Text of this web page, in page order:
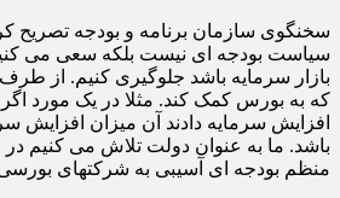
سخنگوی سازمان برنامه و بودجه تصریح
سیاست بودجه ای نیست بلکه سعی می
بازار سرمایه باشد جلوگیری کنیم. از
که به بورس کمک کند. مثلا در یک مورد
افزایش سرمایه دادند آن میزان افزایش
باشد. ما به عنوان دولت تلاش می کنیم
منظم بودجه ای آسیبی به شرکتهای